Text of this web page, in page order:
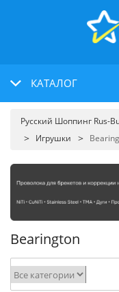
КАТАЛОГ
Русский Шоппинг Rus-
Игрушки
Bearington